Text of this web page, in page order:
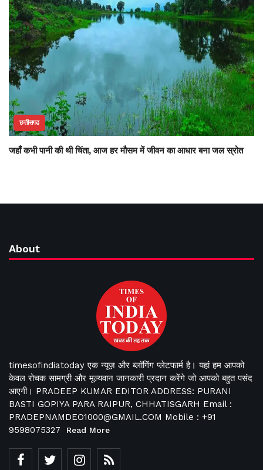
छत्तीसगढ
जहाँ कभी पानी की थी चिंता, आज हर मौसम में जीवन का आधार बना जल स्रोत
About
timesofindiatoday एक न्यूज़ और ब्लॉगिंग प्लेटफार्म है। यहां हम आपको
केवल रोचक सामग्री और मूल्यवान जानकारी प्रदान करेंगे जो आपको बहुत पसंद
आएगी। PRADEEP KUMAR EDITOR ADDRESS: PURANI
BASTI GOPIYA PARA RAIPUR, CHHATISGARH Email :
PRADEPNAMDEO1000@GMAIL.COM Mobile : +91
9598075327
Read More